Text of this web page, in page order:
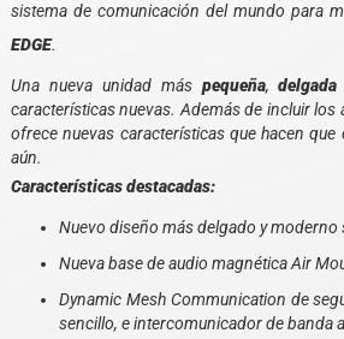
sistema de comunicación del mundo para
EDGE.
Una nueva unidad más pequeña,delgada
características nuevas. Además de incluir
ofrece nuevas características que hacen que
aún.
Características destacadas:
Nuevo diseño más delgado y moderno
Nueva base de audio magnética Air
Dynamic Mesh Communication de
sencillo, e intercomunicador de banda